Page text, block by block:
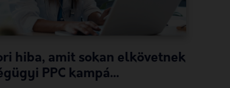
hiba, amit sokan elkövetnek
PPC kampá...